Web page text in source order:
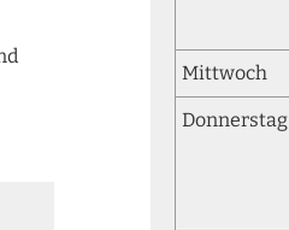
Mittwoch
Donnerstag